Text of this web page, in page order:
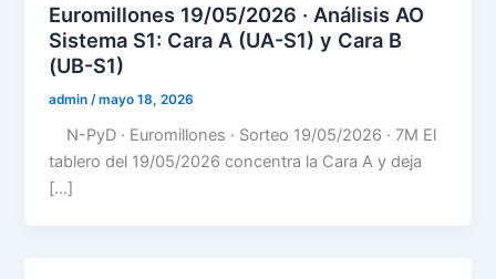
Euromillones 19/05/2026 · Análisis AO
Sistema S1: Cara A (UA-S1) y Cara B
(UB-S1)
admin /mayo 18, 2026
N-PyD · Euromillones · Sorteo 19/05/2026 · 7M El
tablero del 19/05/2026 concentra la Cara A y deja
[…]